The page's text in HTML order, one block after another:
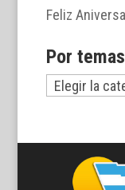
Feliz
Por temas
Por
temas